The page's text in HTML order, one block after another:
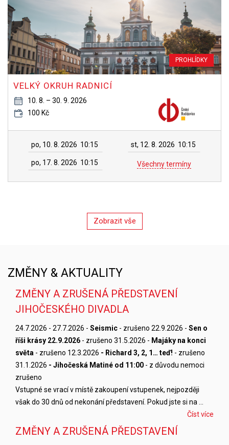
PROHLÍDKY
VELKÝ OKRUH RADNICÍ
10. 8. – 30. 9. 2026
100 Kč
po, 10. 8. 2026 10:15 st, 12. 8. 2026 10:15
po, 17. 8. 2026 10:15 Všechny termíny
Zobrazit vše
ZMĚNY & AKTUALITY
ZMĚNY A ZRUŠENÁ PŘEDSTAVENÍ
JIHOČESKÉHO DIVADLA
24.7.2026 - 27.7.2026 - Seismic - zrušeno 22.9.2026 - Sen o
říši krásy 22.9.2026 - zrušeno 31.5.2026 - Majáky na konci
světa - zrušeno 12.3.2026 - Richard 3, 2, 1… teď! - zrušeno
31.1.2026 - Jihočeská Matiné od 11:00 - z důvodu nemoci
zrušeno
Vstupné se vrací v místě zakoupení vstupenek, nejpozději
však do 30 dnů od nekonání představení. Pokud jste si na …
Číst více
ZMĚNY A ZRUŠENÁ PŘEDSTAVENÍ